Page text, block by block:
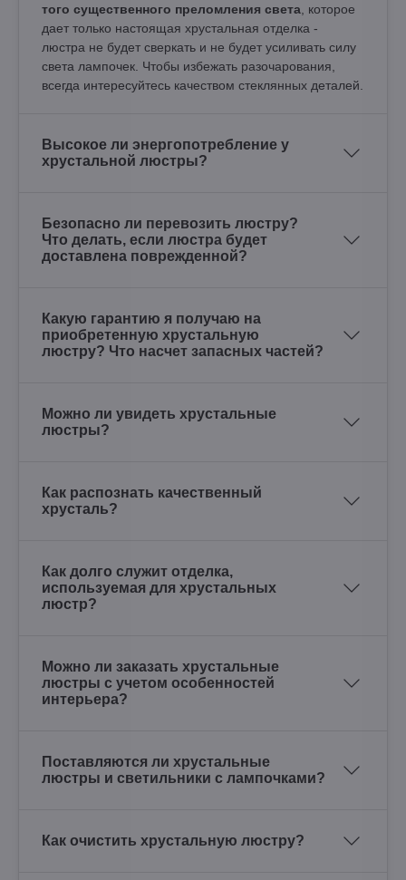
того существенного преломления света , которое
дает только настоящая хрустальная отделка -
люстра не будет сверкать и не будет усиливать силу
света лампочек. Чтобы избежать разочарования,
всегда интересуйтесь качеством стеклянных деталей.
Высокое ли энергопотребление у
хрустальной люстры?
Безопасно ли перевозить люстру?
Что делать, если люстра будет
доставлена поврежденной?
Какую гарантию я получаю на
приобретенную хрустальную
люстру? Что насчет запасных частей?
Можно ли увидеть хрустальные
люстры?
Как распознать качественный
хрусталь?
Как долго служит отделка,
используемая для хрустальных
люстр?
Можно ли заказать хрустальные
люстры с учетом особенностей
интерьера?
Поставляются ли хрустальные
люстры и светильники с лампочками?
Как очистить хрустальную люстру?